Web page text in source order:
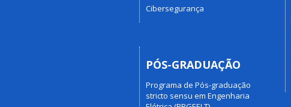
Cibersegurança
PÓS-GRADUAÇÃO
Programa de Pós-graduação
stricto sensu em Engenharia